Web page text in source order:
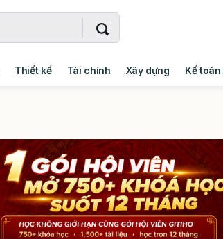
Thiết kế Tài chính Xây dựng Kế toán